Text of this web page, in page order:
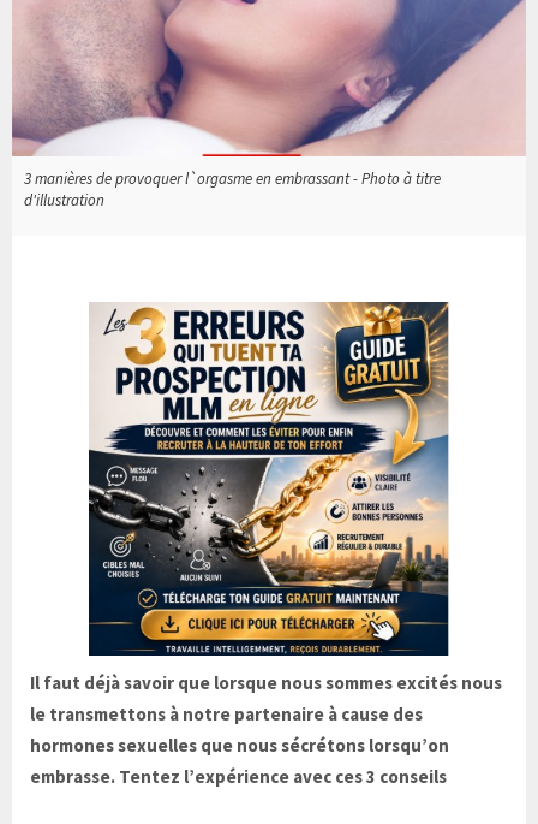
3 manières de provoquer l`orgasme en embrassant - Photo à titre
d'illustration
Il faut déjà savoir que lorsque nous sommes excités nous
le transmettons à notre partenaire à cause des
hormones sexuelles que nous sécrétons lorsqu’on
embrasse. Tentez l’expérience avec ces 3 conseils